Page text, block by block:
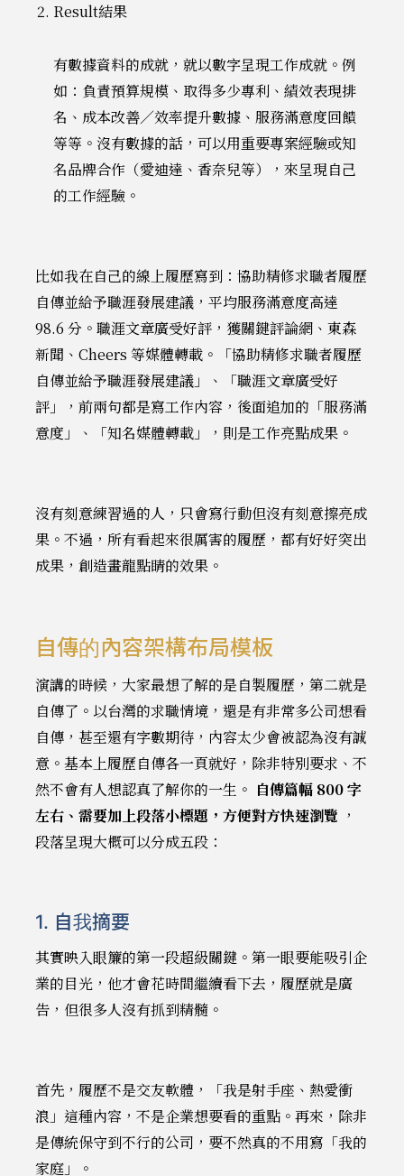
Result結果
有數據資料的成就，就以數字呈現工作成就。例
如：負責預算規模、取得多少專利、績效表現排
名、成本改善／效率提升數據、服務滿意度回饋
等等。沒有數據的話，可以用重要專案經驗或知
名品牌合作（愛迪達、香奈兒等），來呈現自己
的工作經驗。
比如我在自己的線上履歷寫到：協助精修求職者履歷
自傳並給予職涯發展建議，平均服務滿意度高達
98.6 分。職涯文章廣受好評，獲關鍵評論網、東森
新聞、Cheers 等媒體轉載。「協助精修求職者履歷
自傳並給予職涯發展建議」、「職涯文章廣受好
評」，前兩句都是寫工作內容，後面追加的「服務滿
意度」、「知名媒體轉載」，則是工作亮點成果。
沒有刻意練習過的人，只會寫行動但沒有刻意擦亮成
果。不過，所有看起來很厲害的履歷，都有好好突出
成果，創造畫龍點睛的效果。
自傳的內容架構布局模板
演講的時候，大家最想了解的是自製履歷，第二就是
自傳了。以台灣的求職情境，還是有非常多公司想看
自傳，甚至還有字數期待，內容太少會被認為沒有誠
意。基本上履歷自傳各一頁就好，除非特別要求、不
然不會有人想認真了解你的一生。 自傳篇幅 800 字
左右、需要加上段落小標題，方便對方快速瀏覽 ，
段落呈現大概可以分成五段：
1. 自我摘要
其實映入眼簾的第一段超級關鍵。第一眼要能吸引企
業的目光，他才會花時間繼續看下去，履歷就是廣
告，但很多人沒有抓到精髓。
首先，履歷不是交友軟體，「我是射手座、熱愛衝
浪」這種內容，不是企業想要看的重點。再來，除非
是傳統保守到不行的公司，要不然真的不用寫「我的
家庭」。